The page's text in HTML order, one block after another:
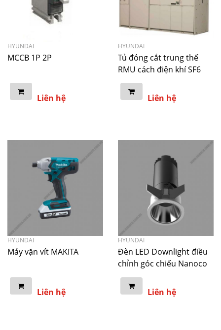
HYUNDAI
MCCB 1P 2P
Liên hệ
HYUNDAI
Tủ đóng cắt trung thế
RMU cách điện khí SF6
Liên hệ
HYUNDAI
Máy vặn vít MAKITA
Liên hệ
HYUNDAI
Đèn LED Downlight điều
chỉnh góc chiếu Nanoco
Liên hệ